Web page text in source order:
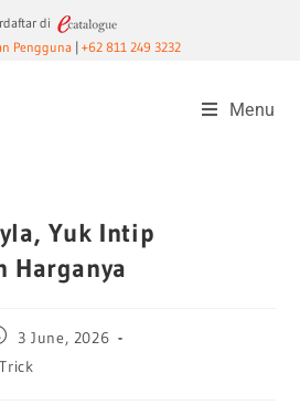
di
Pengguna | +62 811 249 3232
Menu
Yuk Intip
Harganya
3 June, 2026